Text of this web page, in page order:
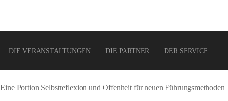
DIE VERANSTALTUNGEN DIE PARTNER DER SERVICE
Eine Portion Selbstreflexion und Offenheit für neuen Führungsmethoden